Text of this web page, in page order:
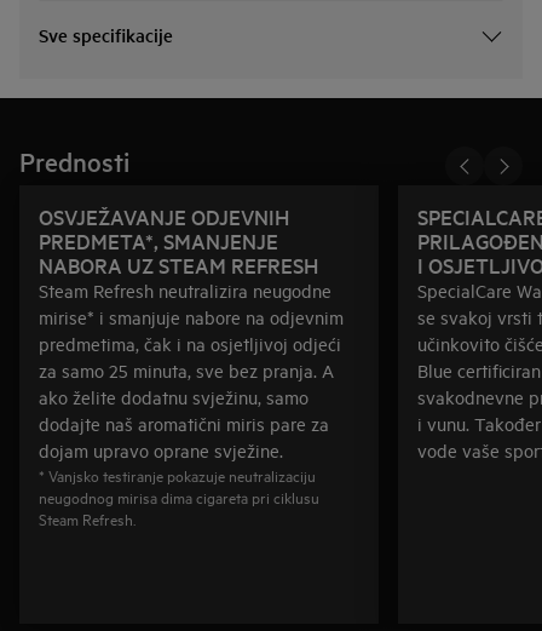
Sve specifikacije
Prednosti
OSVJEŽAVANJE ODJEVNIH
PREDMETA*, SMANJENJE
NABORA UZ STEAM REFRESH
Steam Refresh neutralizira neugodne
mirise* i smanjuje nabore na odjevnim
predmetima, čak i na osjetljivoj odjeći
za samo 25 minuta, sve bez pranja. A
ako želite dodatnu svježinu, samo
dodajte naš aromatični miris pare za
dojam upravo oprane svježine.
* Vanjsko testiranje pokazuje neutralizaciju
neugodnog mirisa dima cigareta pri ciklusu
Steam Refresh.
I
SpecialCare
se svakoj vrsti
učinkovito
Blue
svakodnevne
i vunu.
vode vaše